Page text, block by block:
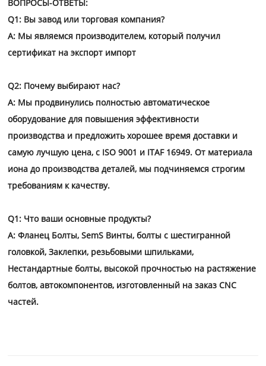
ВОПРОСЫ-ОТВЕТЫ:
Q1: Вы завод или торговая компания?
A: Мы являемся производителем, который получил
сертификат на экспорт импорт
Q2: Почему выбирают нас?
A: Мы продвинулись полностью автоматическое
оборудование для повышения эффективности
производства и предложить хорошее время доставки и
самую лучшую цена,с ISO 9001 и ITAF 16949. От материала
иона до производства деталей, мы подчиняемся строгим
требованиям к качеству.
Q1: Что ваши основные продукты?
A: Фланец Болты, SemS Винты, болты с шестигранной
головкой, Заклепки, резьбовыми шпильками,
Нестандартные болты, высокой прочностью на растяжение
болтов, автокомпонентов, изготовленный на заказ CNC
частей.